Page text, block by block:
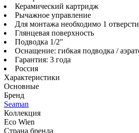
Керамический картридж
Рычажное управление
Для монтажа необходимо 1
Глянцевая поверхность
Подводка 1/2"
Оснащение: гибкая подводка /
Гарантия: 3 года
Россия
Характеристики
Основные
Бренд
Seaman
Коллекция
Eco Wien
Страна бренда